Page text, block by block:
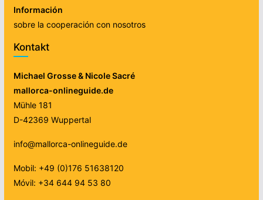
Información
sobre la cooperación con nosotros
Kontakt
Michael Grosse & Nicole Sacré
mallorca-onlineguide.de
Mühle 181
D-42369 Wuppertal
info@mallorca-onlineguide.de
Mobil: +49 (0)176 51638120
Móvil: +34 644 94 53 80